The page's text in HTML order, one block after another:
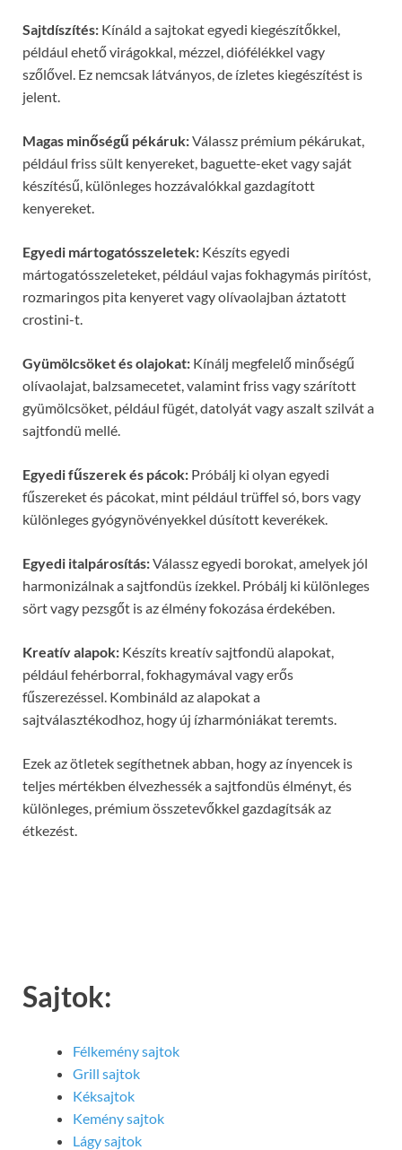
Sajtdíszítés: Kínáld a sajtokat egyedi kiegészítőkkel,
például ehető virágokkal, mézzel, diófélékkel vagy
szőlővel. Ez nemcsak látványos, de ízletes kiegészítést is
jelent.
Magas minőségű pékáruk:Válassz prémium pékárukat,
például friss sült kenyereket, baguette-eket vagy saját
készítésű, különleges hozzávalókkal gazdagított
kenyereket.
Egyedi mártogatósszeletek: Készíts egyedi
mártogatósszeleteket, például vajas fokhagymás pirítóst,
rozmaringos pita kenyeret vagy olívaolajban áztatott
crostini-t.
Gyümölcsöket és olajokat: Kínálj megfelelő minőségű
olívaolajat, balzsamecetet, valamint friss vagy szárított
gyümölcsöket, például fügét, datolyát vagy aszalt szilvát a
sajtfondü mellé.
Egyedi fűszerek és pácok: Próbálj ki olyan egyedi
fűszereket és pácokat, mint például trüffel só, bors vagy
különleges gyógynövényekkel dúsított keverékek.
Egyedi italpárosítás:Válassz egyedi borokat, amelyek jól
harmonizálnak a sajtfondüs ízekkel. Próbálj ki különleges
sört vagy pezsgőt is az élmény fokozása érdekében.
Kreatív alapok: Készíts kreatív sajtfondü alapokat,
például fehérborral, fokhagymával vagy erős
fűszerezéssel. Kombináld az alapokat a
sajtválasztékodhoz, hogy új ízharmóniákat teremts.
Ezek az ötletek segíthetnek abban, hogy az ínyencek is
teljes mértékben élvezhessék a sajtfondüs élményt, és
különleges, prémium összetevőkkel gazdagítsák az
étkezést.
Sajtok:
Félkemény sajtok
Grill sajtok
Kéksajtok
Kemény sajtok
Lágy sajtok